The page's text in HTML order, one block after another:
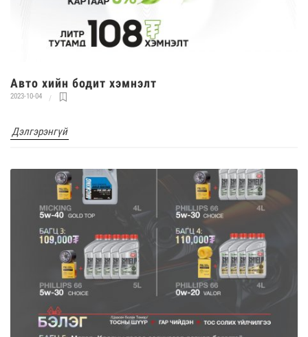
Авто хийн бодит хэмнэлт
2023-10-04
Дэлгэрэнгүй